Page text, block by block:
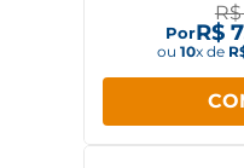
R$
PorR$
ou10x de